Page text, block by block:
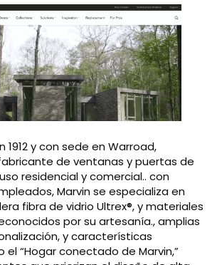
1912 y con sede en Warroad,
de ventanas y puertas de
residencial y comercial.. con
Marvin se especializa en
fibra de vidrio Ultrex®, y materiales
por su artesanía., amplias
y características
el “Hogar conectado de Marvin,”